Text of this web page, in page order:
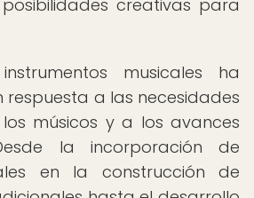
creativas para
musicales ha
respuesta a las necesidades
músicos y a los avances
la incorporación de
en la construcción de